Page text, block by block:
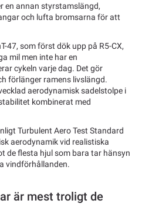
en annan styrstamslängd,
och lufta bromsarna för att
47, som först dök upp på R5-CX,
mil men inte har en
cykeln varje dag. Det gör
förlänger ramens livslängd.
aerodynamisk sadelstolpe i
kombinerat med
Turbulent Aero Test Standard
aerodynamik vid realistiska
de flesta hjul som bara tar hänsyn
vindförhållanden.
är mest troligt de